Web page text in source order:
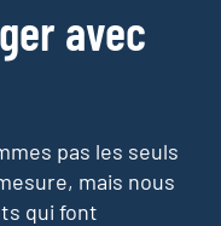
avec
pas les seuls
mais nous
qui font